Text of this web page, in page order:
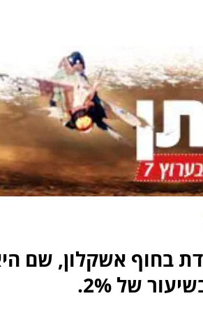
בחוף אשקלון, שם
של 2%.